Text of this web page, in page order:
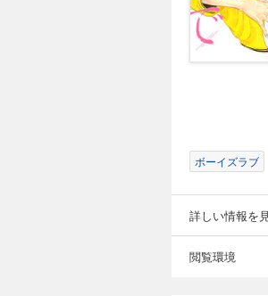
ボーイズラブ
詳しい情報を
閲覧環境